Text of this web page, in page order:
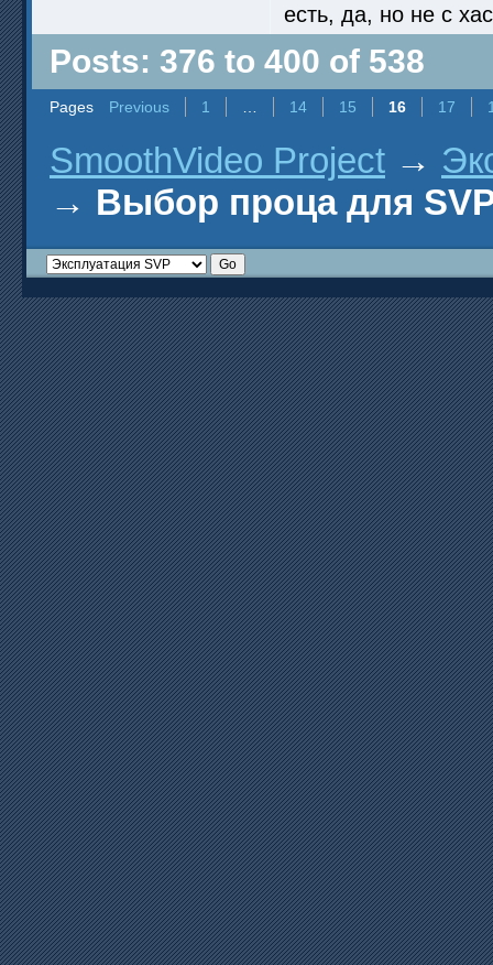
есть, да, но не с
Posts: 376 to 400 of 538
Pages Previous 1 14 15 16 17
SmoothVideo Project →
→ Выбор проца для